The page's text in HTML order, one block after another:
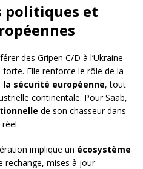
politiques et
des Gripen C/D à l’Ukraine
Elle renforce le rôle de la
la sécurité européenne, tout
continentale. Pour Saab,
de son chasseur dans
implique un écosystème
rechange, mises à jour